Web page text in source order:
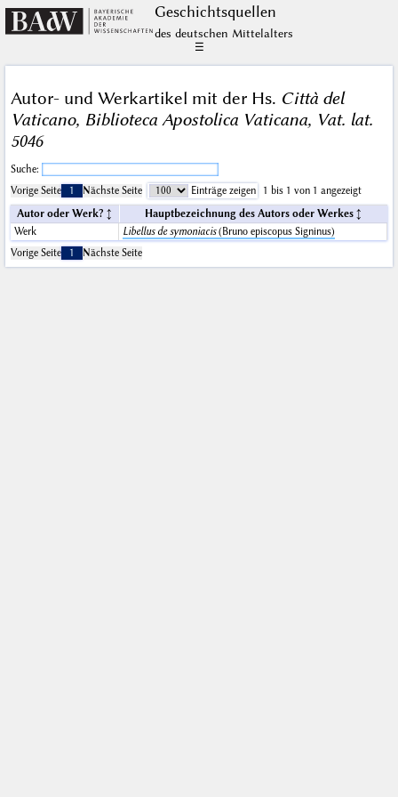
Geschichts­quellen
des deutschen Mittelalters
☰
Autor- und Werkartikel mit der Hs. Città del
Vaticano, Biblioteca Apostolica Vaticana, Vat. lat.
5046
Suche:
Vorige Seite
1 Nächste Seite Einträge zeigen
1 bis 1 von 1 angezeigt
Autor oder Werk?
Hauptbezeichnung des Autors oder Werkes
Werk
Libellus de symoniacis(Bruno episcopus Signinus)
Vorige Seite
1 Nächste Seite